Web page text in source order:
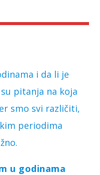
i da li je
pitanja na koja
smo svi različiti,
periodima
u godinama